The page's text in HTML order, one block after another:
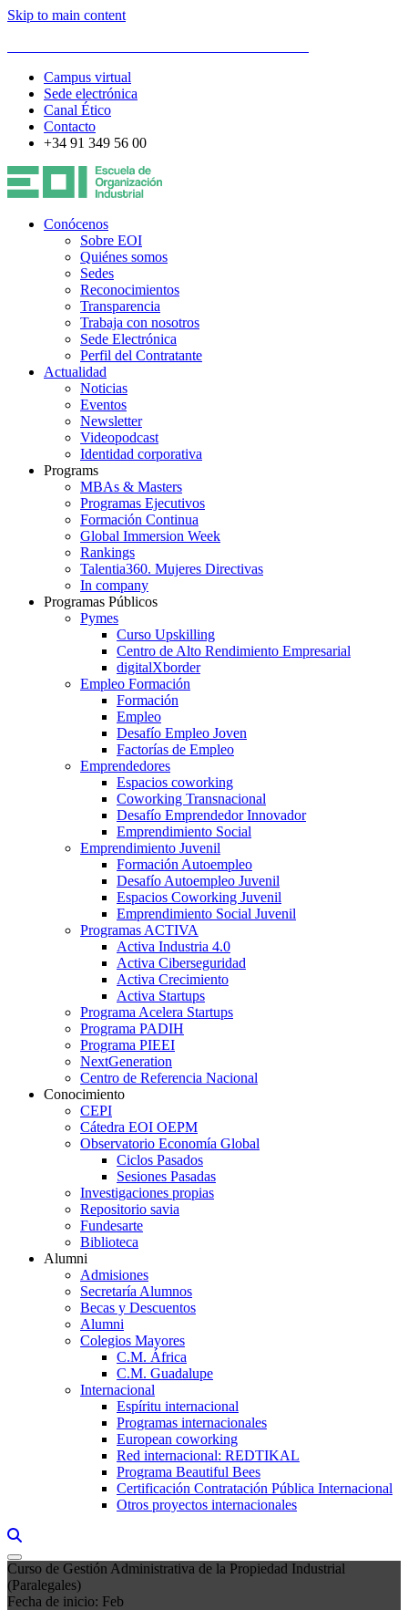
Skip to main content
Campus virtual
Sede electrónica
Canal Ético
Contacto
+34 91 349 56 00
Conócenos
Sobre EOI
Quiénes somos
Sedes
Reconocimientos
Transparencia
Trabaja con nosotros
Sede Electrónica
Perfil del Contratante
Actualidad
Noticias
Eventos
Newsletter
Videopodcast
Identidad corporativa
Programs
MBAs & Masters
Programas Ejecutivos
Formación Continua
Global Immersion Week
Rankings
Talentia360. Mujeres Directivas
In company
Programas Públicos
Pymes
Curso Upskilling
Centro de Alto Rendimiento Empresarial
digitalXborder
Empleo Formación
Formación
Empleo
Desafío Empleo Joven
Factorías de Empleo
Emprendedores
Espacios coworking
Coworking Transnacional
Desafío Emprendedor Innovador
Emprendimiento Social
Emprendimiento Juvenil
Formación Autoempleo
Desafío Autoempleo Juvenil
Espacios Coworking Juvenil
Emprendimiento Social Juvenil
Programas ACTIVA
Activa Industria 4.0
Activa Ciberseguridad
Activa Crecimiento
Activa Startups
Programa Acelera Startups
Programa PADIH
Programa PIEEI
NextGeneration
Centro de Referencia Nacional
Conocimiento
CEPI
Cátedra EOI OEPM
Observatorio Economía Global
Ciclos Pasados
Sesiones Pasadas
Investigaciones propias
Repositorio savia
Fundesarte
Biblioteca
Alumni
Admisiones
Secretaría Alumnos
Becas y Descuentos
Alumni
Colegios Mayores
C.M. África
C.M. Guadalupe
Internacional
Espíritu internacional
Programas internacionales
European coworking
Red internacional: REDTIKAL
Programa Beautiful Bees
Certificación Contratación Pública Internacional
Otros proyectos internacionales
Curso de Gestión Administrativa de la Propiedad Industrial
(Paralegales)
Fecha de inicio: Feb